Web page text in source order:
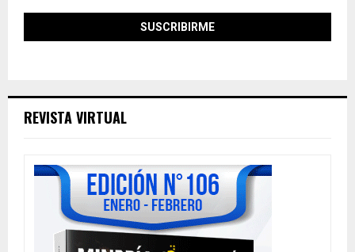
REVISTA VIRTUAL